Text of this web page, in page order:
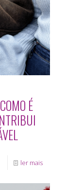
É
ler mais